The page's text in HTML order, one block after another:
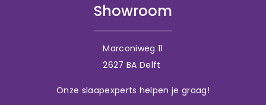
Showroom
Marconiweg 11
2627 BA Delft
Onze slaapexperts helpen je graag!